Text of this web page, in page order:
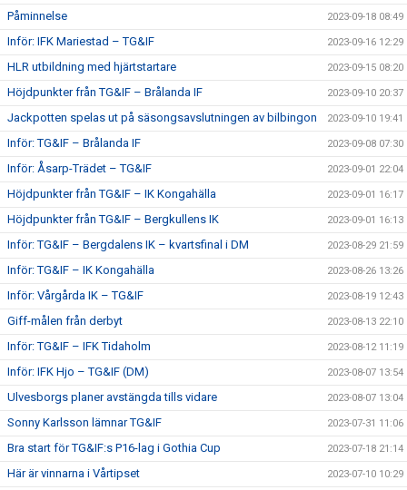
Påminnelse 2023-09-18 08:49
Inför: IFK Mariestad – TG&IF 2023-09-16 12:29
HLR utbildning med hjärtstartare 2023-09-15 08:20
Höjdpunkter från TG&IF – Brålanda IF 2023-09-10 20:37
Jackpotten spelas ut på säsongsavslutningen av bilbingon 2023-09-10 19:41
Inför: TG&IF – Brålanda IF 2023-09-08 07:30
Inför: Åsarp-Trädet – TG&IF 2023-09-01 22:04
Höjdpunkter från TG&IF – IK Kongahälla 2023-09-01 16:17
Höjdpunkter från TG&IF – Bergkullens IK 2023-09-01 16:13
Inför: TG&IF – Bergdalens IK – kvartsfinal i DM 2023-08-29 21:59
Inför: TG&IF – IK Kongahälla 2023-08-26 13:26
Inför: Vårgårda IK – TG&IF 2023-08-19 12:43
Giff-målen från derbyt 2023-08-13 22:10
Inför: TG&IF – IFK Tidaholm 2023-08-12 11:19
Inför: IFK Hjo – TG&IF (DM) 2023-08-07 13:54
Ulvesborgs planer avstängda tills vidare 2023-08-07 13:04
Sonny Karlsson lämnar TG&IF 2023-07-31 11:06
Bra start för TG&IF:s P16-lag i Gothia Cup 2023-07-18 21:14
Här är vinnarna i Vårtipset 2023-07-10 10:29